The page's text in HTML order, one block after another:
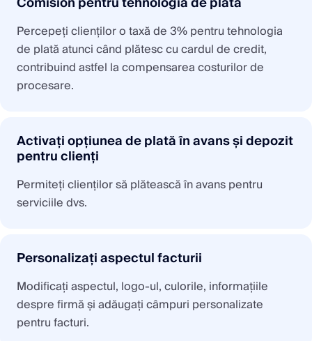
Percepeți clienților o taxă de 3% pentru tehnologia
de plată atunci când plătesc cu cardul de credit,
contribuind astfel la compensarea costurilor de
procesare.
Activați opțiunea de plată în avans și depozit
pentru clienți
Permiteți clienților să plătească în avans pentru
serviciile dvs.
Personalizați aspectul facturii
Modificați aspectul, logo-ul, culorile, informațiile
despre firmă și adăugați câmpuri personalizate
pentru facturi.